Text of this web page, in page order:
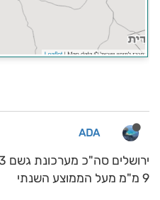
ADA
ירושלים סה"כ מערכונת גשם 13 מ"מ
9 מ"מ מעל הממוצע השנתי